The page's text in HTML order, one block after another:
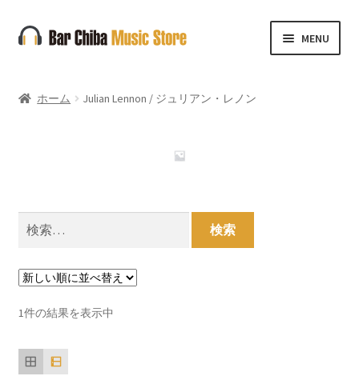
ナ
ビ
ー
キ
ッ
コ
ン
ン
プ
MENU
ホーム Julian Lennon / ジュリアン・レノン
検
索:
1件の結果を表示中